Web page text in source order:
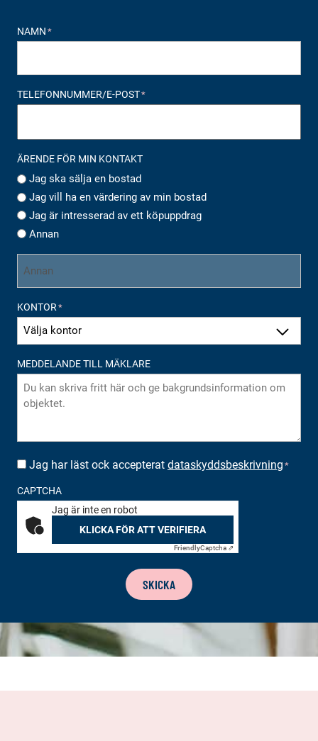
NAMN *
TELEFONNUMMER/E-POST*
ÄRENDE FÖR MIN KONTAKT
Jag ska sälja en bostad
Jag vill ha en värdering av min bostad
Jag är intresserad av ett köpuppdrag
Annan
KONTOR *
MEDDELANDE TILL MÄKLARE
SUOSTUMUS *
Jag har läst ock accepterat dataskyddsbeskrivning *
CAPTCHA
Jag är inte en robot
KLICKA FÖR ATT VERIFIERA
FriendlyCaptcha ⇗
SKICKA